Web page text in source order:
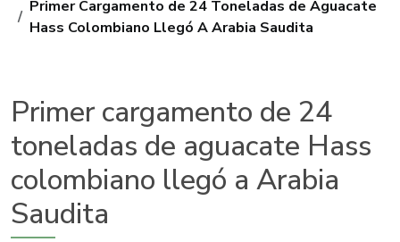
Primer Cargamento de 24 Toneladas de Aguacate
Hass Colombiano Llegó A Arabia Saudita
Primer cargamento de 24
toneladas de aguacate Hass
colombiano llegó a Arabia
Saudita